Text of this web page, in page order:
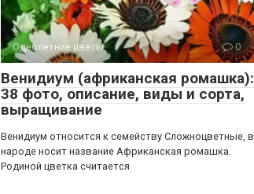
Однолетние цветы 0
Венидиум (африканская ромашка):
38 фото, описание, виды и сорта,
выращивание
Венидиум относится к семейству Сложноцветные, в
народе носит название Африканская ромашка.
Родиной цветка считается